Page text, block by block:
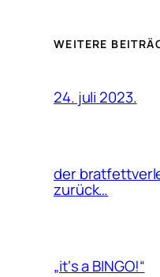
WEITERE
24. juli 2023.
der
zurück…
„it‘s a BINGO!“